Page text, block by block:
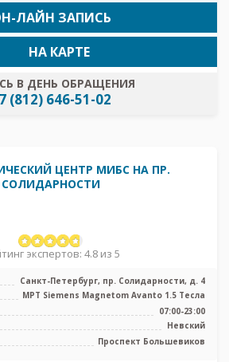
ЛАЙН ЗАПИСЬ
В ДЕНЬ ОБРАЩЕНИЯ
(812) 646-51-02
НА КАРТЕ
ЦЕНТР МИБС НА ПР.
СОЛИДАРНОСТИ
экспертов: 4.8 из 5
Санкт-Петербург, пр. Солидарности, д. 4
МРТ Siemens Magnetom Avanto 1.5 Тесла
07:00-23:00
Невский
Проспект Большевиков